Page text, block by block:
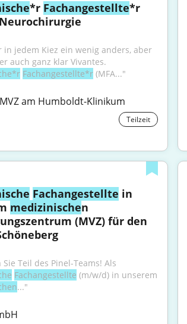
*r Fachangestellte*r
in jedem Kiez ein wenig anders, aber
Fachangestellte*r (MFA..."
am Humboldt-Klinikum
Teilzeit
Fachangestellte in
medizinischen
(MVZ) für den
Fachangestellte
..."